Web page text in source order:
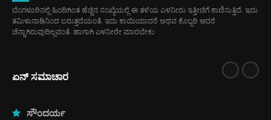
ಬೆಂಗಳೂರಿನಲ್ಲಿ ಹಿಂದಿಗಿಂತ ಹೆಚ್ಚಿನ ಸಂಖ್ಯೆಯಲ್ಲಿ ಈ ತಳಿಯ ಎಳನೀರು ಇತ್ತೀಚಿಗೆ ಕಾಣಿಸುತ್ತಿದೆ. ಇದು
ತಮಿಳುನಾಡಿನಿಂದ ಬರುತ್ತದೆಯಂತೆ. ಇದು ಕಾಯಿಯಾದರೆ ಅಥವ ಕೊಬ್ಬರಿ ಆದರೆ
ಚೆನ್ನಾಗಿರುವುದಿಲ್ಲವಂತೆ. ಹಾಗಾಗಿ ಎಳನೀರೇ ಮಾರಬೇಕು
ಏನ್ ಸಮಾಚಾರ
ಸೌಂದರ್ಯ